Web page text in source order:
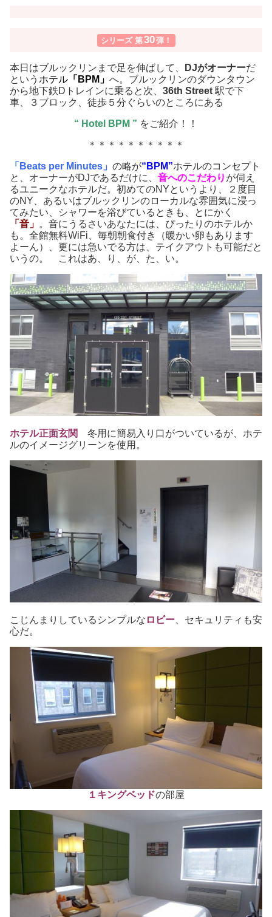
シリーズ 第30弾！
本日はブルックリンまで足を伸ばして、 DJがオーナーだ
という ホテル 「BPM」 へ。ブルックリンのダウンタウン
から地下鉄Dトレインに乗ると次、 36th Street 駅で下
車、３ブロック、徒歩５分ぐらいのところにある
“ Hotel BPM ” をご紹介！！
＊＊＊＊＊＊＊＊＊＊
「Beats per Minutes」 の略が“ BPM”ホテルのコンセプト
と、オーナーがDJであるだけに、 音へのこだわり が伺え
るユニークなホテルだ。初めてのNYというより、２度目
のNY、あるいはブルックリンのローカルな雰囲気に浸っ
てみたい、シャワーを浴びているときも、とにかく
「音」 。音にうるさいあなたには、ぴったりのホテルか
も。全館無料WiFi、毎朝朝食付き（暖かい卵もあります
よーん）、更には急いでる方は、テイクアウトも可能だと
いうの。 これはあ、り、が、た、い。
ホテル正面玄関
冬用に簡易入り口がついているが、ホテ
ルのイメージグリーンを使用。
こじんまりしているシンプルな ロビー 、セキュリティも安
心だ。
１キングベッドの部屋